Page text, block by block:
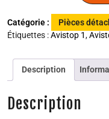
Catégorie :
Pièces
Étiquettes :Avistop 1,
Description
Description